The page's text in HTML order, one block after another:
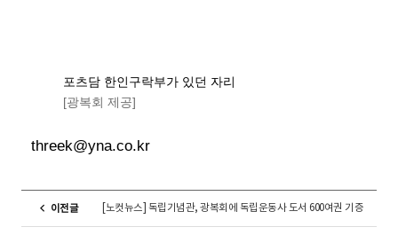
포츠담 한인구락부가 있던 자리
[광복회 제공]
threek@yna.co.kr
이전글 [노컷뉴스] 독립기념관, 광복회에 독립운동사 도서 600여권 기증